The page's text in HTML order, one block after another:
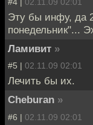
#4 | 02.11.09 02:01
Эту бы инфу, да
понедельник"...
Ламивит »
#5 | 02.11.09 02:01
Лечить бы их.
Cheburan »
#6 | 02.11.09 02:01